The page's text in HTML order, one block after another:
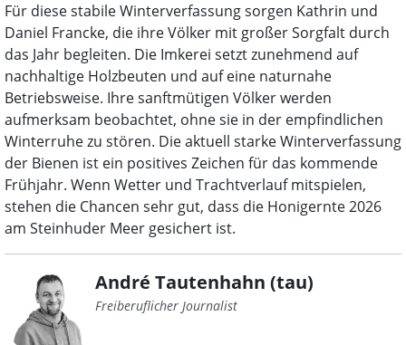
Für diese stabile Winterverfassung sorgen Kathrin und
Daniel Francke, die ihre Völker mit großer Sorgfalt durch
das Jahr begleiten. Die Imkerei setzt zunehmend auf
nachhaltige Holzbeuten und auf eine naturnahe
Betriebsweise. Ihre sanftmütigen Völker werden
aufmerksam beobachtet, ohne sie in der empfindlichen
Winterruhe zu stören. Die aktuell starke Winterverfassung
der Bienen ist ein positives Zeichen für das kommende
Frühjahr. Wenn Wetter und Trachtverlauf mitspielen,
stehen die Chancen sehr gut, dass die Honigernte 2026
am Steinhuder Meer gesichert ist.
André Tautenhahn (tau)
Freiberuflicher Journalist